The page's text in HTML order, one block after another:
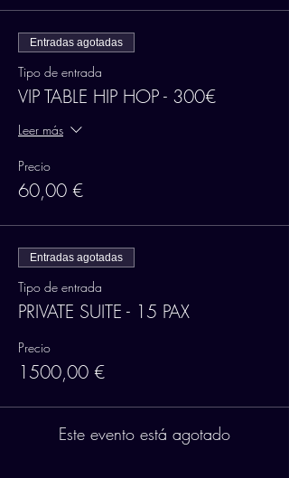
Entradas agotadas
Tipo de entrada
VIP TABLE HIP HOP - 300€
Leer más
Precio
60,00 €
Entradas agotadas
Tipo de entrada
PRIVATE SUITE - 15 PAX
Precio
1500,00 €
Este evento está agotado